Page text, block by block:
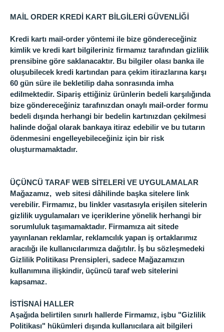
MAİL ORDER KREDİ KART BİLGİLERİ GÜVENLİĞİ
Kredi kartı mail-order yöntemi ile bize göndereceğiniz
kimlik ve kredi kart bilgileriniz firmamız tarafından gizlilik
prensibine göre saklanacaktır. Bu bilgiler olası banka ile
oluşubilecek kredi kartından para çekim itirazlarına karşı
60 gün süre ile bekletilip daha sonrasında imha
edilmektedir. Sipariş ettiğiniz ürünlerin bedeli karşılığında
bize göndereceğiniz tarafınızdan onaylı mail-order formu
bedeli dışında herhangi bir bedelin kartınızdan çekilmesi
halinde doğal olarak bankaya itiraz edebilir ve bu tutarın
ödenmesini engelleyebileceğiniz için bir risk
oluşturmamaktadır.
ÜÇÜNCÜ TARAF WEB SİTELERİ VE UYGULAMALAR
Mağazamız, web sitesi dâhilinde başka sitelere link
verebilir. Firmamız, bu linkler vasıtasıyla erişilen sitelerin
gizlilik uygulamaları ve içeriklerine yönelik herhangi bir
sorumluluk taşımamaktadır. Firmamıza ait sitede
yayınlanan reklamlar, reklamcılık yapan iş ortaklarımız
aracılığı ile kullanıcılarımıza dağıtılır. İş bu sözleşmedeki
Gizlilik Politikası Prensipleri, sadece Mağazamızın
kullanımına ilişkindir, üçüncü taraf web sitelerini
kapsamaz.
İSTİSNAİ HALLER
Aşağıda belirtilen sınırlı hallerde Firmamız, işbu "Gizlilik
Politikası" hükümleri dışında kullanıcılara ait bilgileri